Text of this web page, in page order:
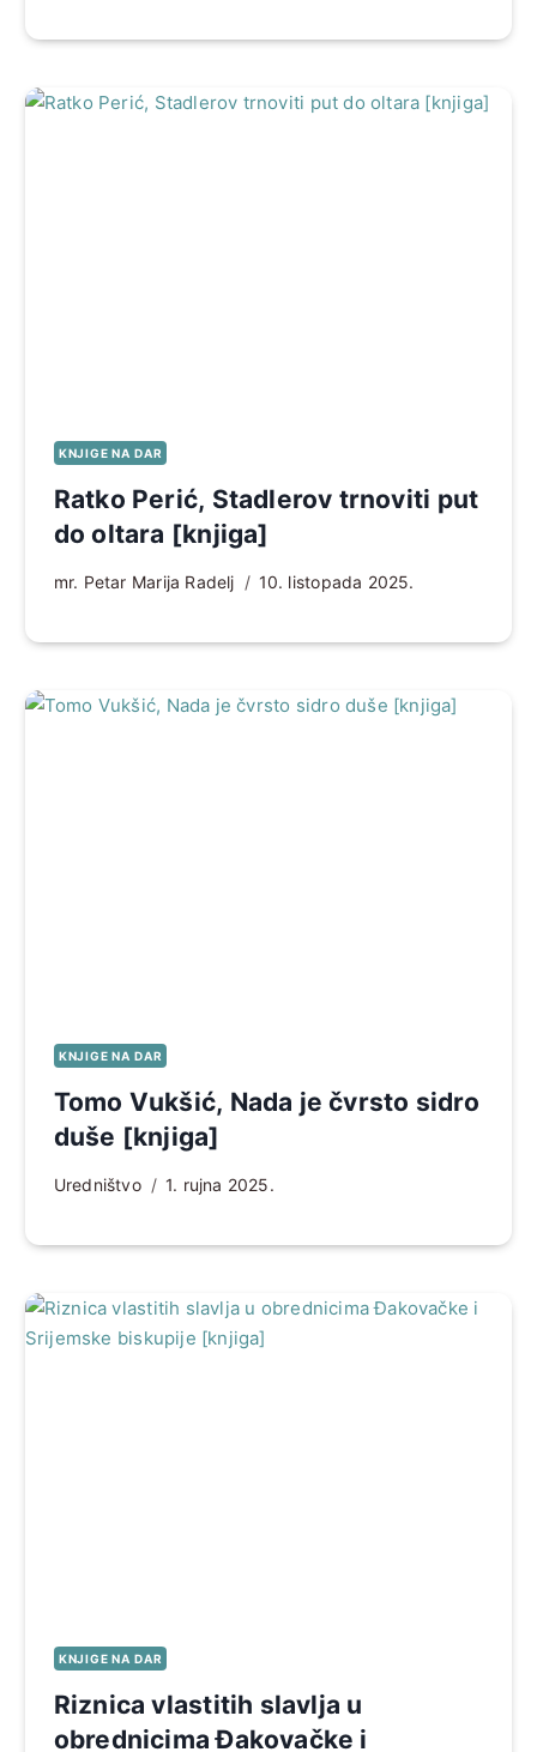
KNJIGE NA DAR
Ratko Perić, Stadlerov trnoviti put
do oltara [knjiga]
mr. Petar Marija Radelj 10. listopada 2025.
KNJIGE NA DAR
Tomo Vukšić, Nada je čvrsto sidro
duše [knjiga]
Uredništvo 1. rujna 2025.
KNJIGE NA DAR
Riznica vlastitih slavlja u
obrednicima Đakovačke i